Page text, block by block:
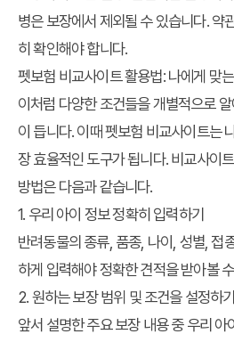
병은 보장에서 제외될 수 있습니다. 약
히 확인해야 합니다.
펫보험 비교사이트 활용법: 나에게 맞
이처럼 다양한 조건들을 개별적으로
이 듭니다. 이때펫보험 비교사이트는
장 효율적인 도구가 됩니다. 비교사이
방법은 다음과 같습니다.
1. 우리 아이 정보 정확히 입력하기
반려동물의 종류, 품종, 나이, 성별, 접
하게 입력해야 정확한 견적을 받아볼
2. 원하는 보장 범위 및 조건을 설정하기
앞서 설명한 주요 보장 내용 중 우리